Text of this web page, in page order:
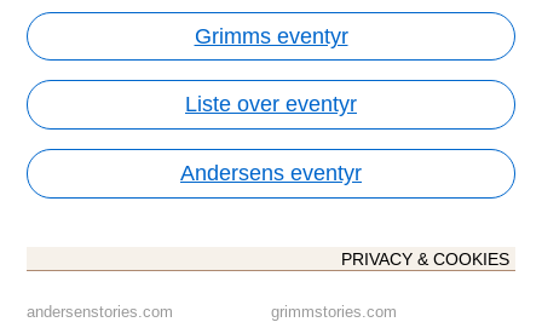
Grimms eventyr
Liste over eventyr
Andersens eventyr
PRIVACY & COOKIES
andersenstories.com
grimmstories.com